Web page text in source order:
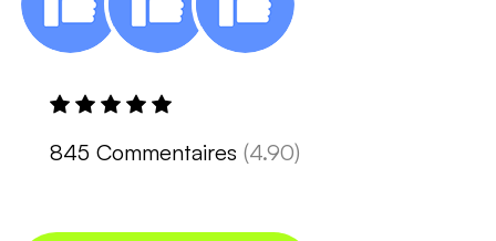
845 Commentaires (4.90)